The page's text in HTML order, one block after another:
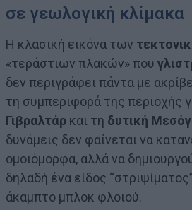
σε γεωλογική κλίμακα
Η κλασική εικόνα των
«τεράστιων πλακών» που
δεν περιγράφει πάντα με
τη συμπεριφορά της περιοχής
Γιβραλτάρ και τη δυτική
δυνάμεις δεν φαίνεται να
ομοιόμορφα, αλλά να
δηλαδή ένα είδος
άκαμπτο μπλοκ φλοιού.